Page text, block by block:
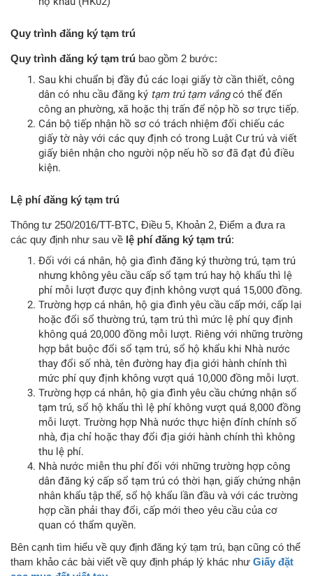
Quy trình đăng ký tạm trú
Quy trình đăng ký tạm trú bao gồm 2 bước:
Sau khi chuẩn bị đầy đủ các loại giấy tờ cần thiết, công
dân có nhu cầu đăng ký tạm trú tạm vắngcó thể đến
công an phường, xã hoặc thị trấn để nộp hồ sơ trực tiếp.
Cán bộ tiếp nhận hồ sơ có trách nhiệm đối chiếu các
giấy tờ này với các quy định có trong Luật Cư trú và viết
giấy biên nhận cho người nộp nếu hồ sơ đã đạt đủ điều
kiện.
Lệ phí đăng ký tạm trú
Thông tư 250/2016/TT-BTC, Điều 5, Khoản 2, Điểm a đưa ra
các quy định như sau về lệ phí đăng ký tạm trú:
Đối với cá nhân, hộ gia đình đăng ký thường trú, tạm trú
nhưng không yêu cầu cấp sổ tạm trú hay hộ khẩu thì lệ
phí mỗi lượt được quy định không vượt quá 15,000 đồng.
Trường hợp cá nhân, hộ gia đình yêu cầu cấp mới, cấp lại
hoặc đổi sổ thường trú, tạm trú thì mức lệ phí quy định
không quá 20,000 đồng mỗi lượt. Riêng với những trường
hợp bắt buộc đổi sổ tạm trú, sổ hộ khẩu khi Nhà nước
thay đổi số nhà, tên đường hay địa giới hành chính thì
mức phí quy định không vượt quá 10,000 đồng mỗi lượt.
Trường hợp cá nhân, hộ gia đình yêu cầu chứng nhận sổ
tạm trú, sổ hộ khẩu thì lệ phí không vượt quá 8,000 đồng
mỗi lượt. Trường hợp Nhà nước thực hiện đính chính số
nhà, địa chỉ hoặc thay đổi địa giới hành chính thì không
thu lệ phí.
Nhà nước miễn thu phí đối với những trường hợp công
dân đăng ký cấp sổ tạm trú có thời hạn, giấy chứng nhận
nhân khẩu tập thể, sổ hộ khẩu lần đầu và với các trường
hợp cần phải thay đổi, cấp mới theo yêu cầu của cơ
quan có thẩm quyền.
Bên cạnh tìm hiểu về quy định đăng ký tạm trú, bạn cũng có thể
tham khảo các bài viết về quy định pháp lý khác như Giấy đặt